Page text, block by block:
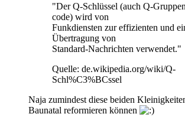
"Der Q-Schlüssel (auch Q-
code) wird von
Funkdiensten zur effizienten und
Übertragung von
Standard-Nachrichten verwendet."
Quelle: de.wikipedia.org/wiki/Q-
Schl%C3%BCssel
Naja zumindest diese beiden
Baunatal reformieren können